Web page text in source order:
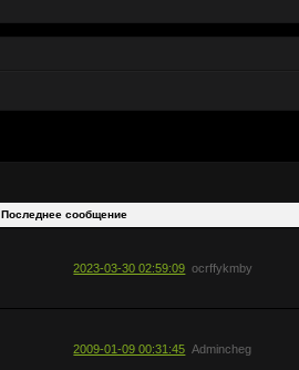
Последнее сообщение
2023-03-30 02:59:09 ocrffykmby
2009-01-09 00:31:45 Admincheg